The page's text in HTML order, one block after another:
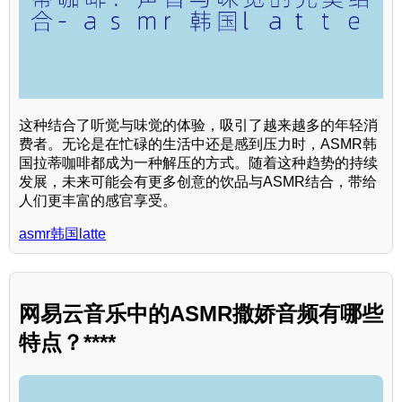
这种结合了听觉与味觉的体验，吸引了越来越多的年轻消
费者。无论是在忙碌的生活中还是感到压力时，ASMR韩
国拉蒂咖啡都成为一种解压的方式。随着这种趋势的持续
发展，未来可能会有更多创意的饮品与ASMR结合，带给
人们更丰富的感官享受。
asmr韩国latte
网易云音乐中的ASMR撒娇音频有哪些
特点？****